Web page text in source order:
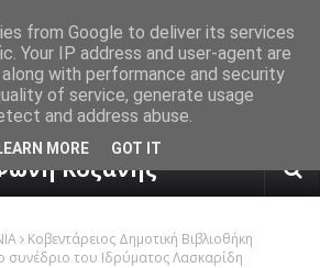
πρόγνωση καιρού από το
Κοζάνης
Κοβεντάρειος Δημοτική Βιβλιοθήκη
συνέδριο του Ιδρύματος Λασκαρίδη
from Google to deliver its services
Your IP address and user-agent are
with performance and security
of service, generate usage
and address abuse.
MORE GOT IT